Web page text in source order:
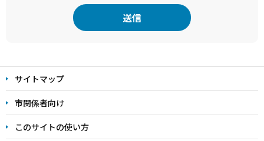
文
こ
こ
ま
で
サイトマップ
市関係者向け
このサイトの使い方